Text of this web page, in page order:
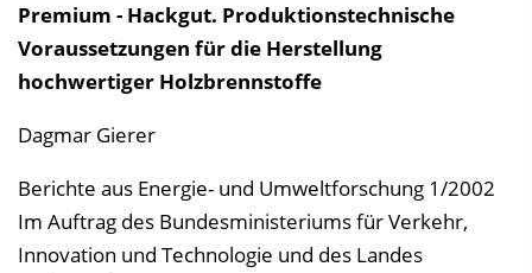
Premium - Hackgut. Produktionstechnische
Voraussetzungen für die Herstellung
hochwertiger Holzbrennstoffe
Dagmar Gierer
Berichte aus Energie- und Umweltforschung 1/2002
Im Auftrag des Bundesministeriums für Verkehr,
Innovation und Technologie und des Landes